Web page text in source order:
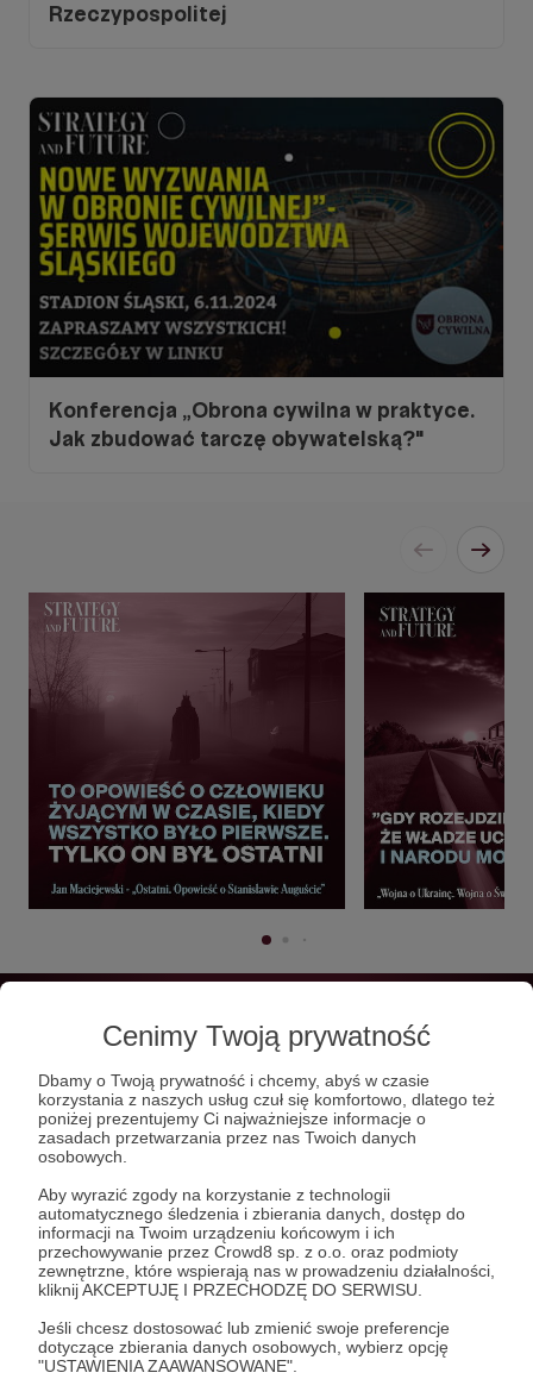
Cenimy Twoją prywatność
Dbamy o Twoją prywatność i chcemy, abyś w czasie
korzystania z naszych usług czuł się komfortowo, dlatego też
poniżej prezentujemy Ci najważniejsze informacje o
zasadach przetwarzania przez nas Twoich danych
osobowych.
Aby wyrazić zgody na korzystanie z technologii
automatycznego śledzenia i zbierania danych, dostęp do
informacji na Twoim urządzeniu końcowym i ich
przechowywanie przez Crowd8 sp. z o.o. oraz podmioty
zewnętrzne, które wspierają nas w prowadzeniu działalności,
kliknij AKCEPTUJĘ I PRZECHODZĘ DO SERWISU.
Jeśli chcesz dostosować lub zmienić swoje preferencje
dotyczące zbierania danych osobowych, wybierz opcję
"USTAWIENIA ZAAWANSOWANE".
Rzeczypospolitej
Konferencja „Obrona cywilna w praktyce.
Jak zbudować tarczę obywatelską?"